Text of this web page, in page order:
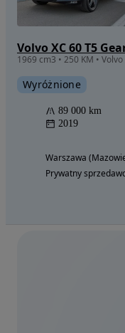
Volvo XC 60 T5
1969 cm3 • 250 KM •
Wyróżnione
89 000 km
2019
Warszawa
Prywatny